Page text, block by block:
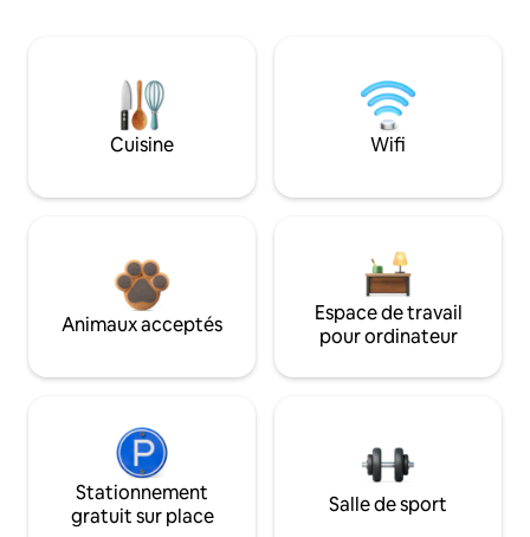
Cuisine Wifi
Animaux acceptés
Espace de travail
pour ordinateur
Stationnement
gratuit sur place
Salle de sport